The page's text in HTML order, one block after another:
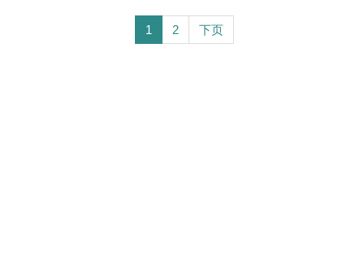
1 2 下页